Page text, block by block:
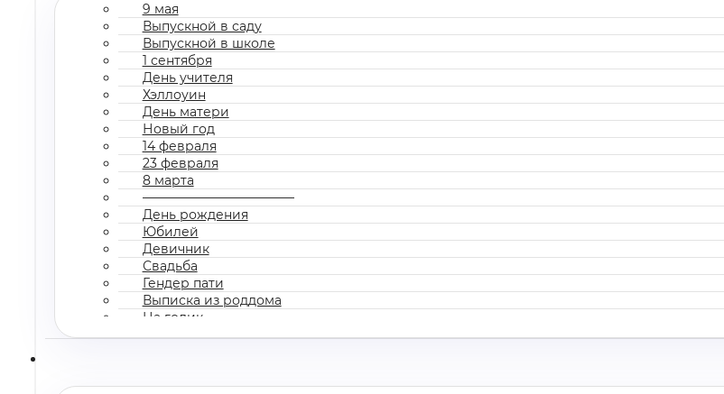
9 мая
Выпускной в саду
Выпускной в школе
1 сентября
День учителя
Хэллоуин
День матери
Новый год
14 февраля
23 февраля
8 марта
————————————
День рождения
Юбилей
Девичник
Свадьба
Гендер пати
Выписка из роддома
На годик
Корпоратив